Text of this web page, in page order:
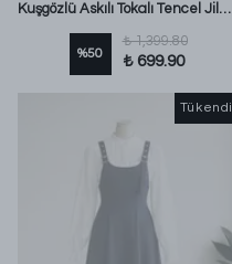
Kuşgözlü Askılı Tokalı Tencel Jile_Siyah
%50
₺ 1,399.80
₺ 699.90
Tükendi